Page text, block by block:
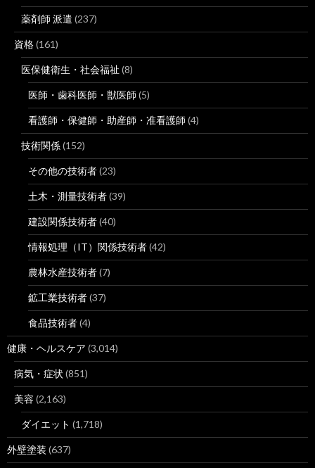
薬剤師 派遣 (237)
資格(161)
医保健衛生・社会福祉 (8)
医師・歯科医師・獣医師 (5)
看護師・保健師・助産師・准看護師 (4)
技術関係(152)
その他の技術者(23)
土木・測量技術者(39)
建設関係技術者(40)
情報処理（IT）関係技術者(42)
農林水産技術者(7)
鉱工業技術者(37)
食品技術者(4)
健康・ヘルスケア (3,014)
病気・症状 (851)
美容 (2,163)
ダイエット (1,718)
外壁塗装 (637)